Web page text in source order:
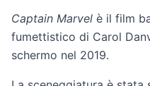
Captain Marvel è il film
fumettistico di Carol
schermo nel 2019.